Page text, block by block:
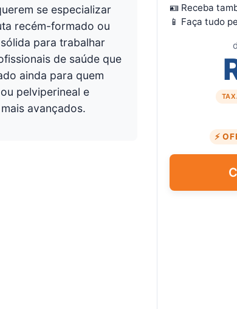
se especializar
recém-formado ou
para trabalhar
de saúde que
ainda para quem
pelviperineal e
avançados.
🪪 Receba
📱 Faça tudo
⚡